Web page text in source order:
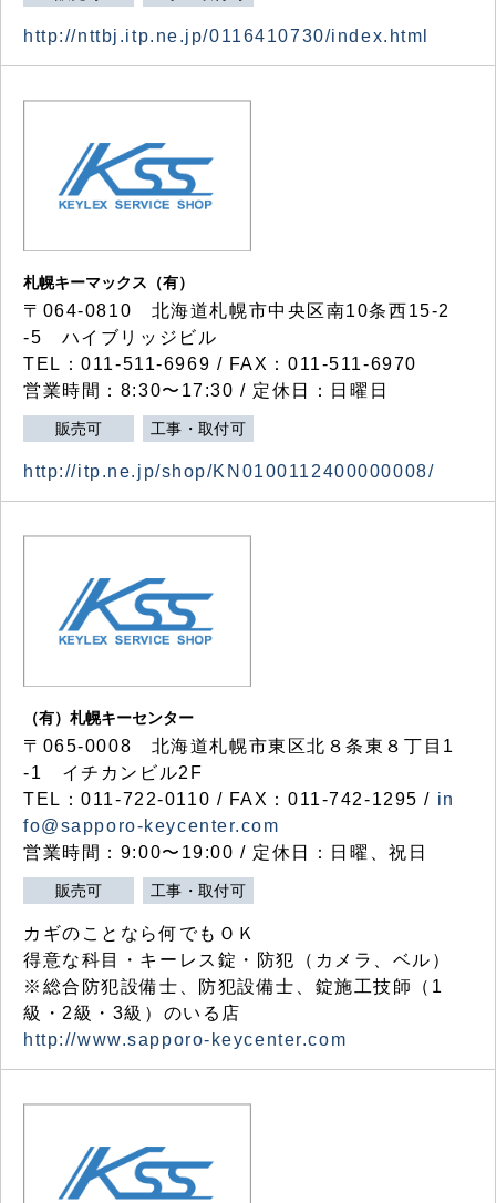
http://nttbj.itp.ne.jp/0116410730/index.html
札幌キーマックス（有）
〒064-0810 北海道札幌市中央区南10条西15-2
-5 ハイブリッジビル
TEL：011-511-6969 / FAX：011-511-6970
営業時間：8:30〜17:30 / 定休日：日曜日
販売可 工事・取付可
http://itp.ne.jp/shop/KN0100112400000008/
（有）札幌キーセンター
〒065-0008 北海道札幌市東区北８条東８丁目1
-1 イチカンビル2F
TEL：011-722-0110 / FAX：011-742-1295 / in
fo@sapporo-keycenter.com
営業時間：9:00〜19:00 / 定休日：日曜、祝日
販売可 工事・取付可
カギのことなら何でもＯＫ
得意な科目・キーレス錠・防犯（カメラ、ベル）
※総合防犯設備士、防犯設備士、錠施工技師（1
級・2級・3級）のいる店
http://www.sapporo-keycenter.com